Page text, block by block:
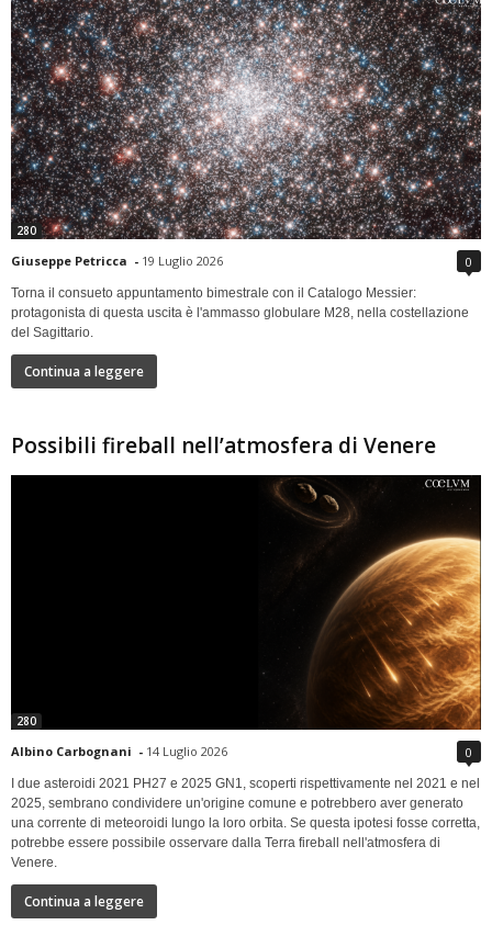
280
Giuseppe Petricca - 19 Luglio 2026 0
Torna il consueto appuntamento bimestrale con il Catalogo Messier:
protagonista di questa uscita è l'ammasso globulare M28, nella costellazione
del Sagittario.
Continua a leggere
Possibili fireball nell’atmosfera di Venere
280
Albino Carbognani - 14 Luglio 2026 0
I due asteroidi 2021 PH27 e 2025 GN1, scoperti rispettivamente nel 2021 e nel
2025, sembrano condividere un'origine comune e potrebbero aver generato
una corrente di meteoroidi lungo la loro orbita. Se questa ipotesi fosse corretta,
potrebbe essere possibile osservare dalla Terra fireball nell'atmosfera di
Venere.
Continua a leggere